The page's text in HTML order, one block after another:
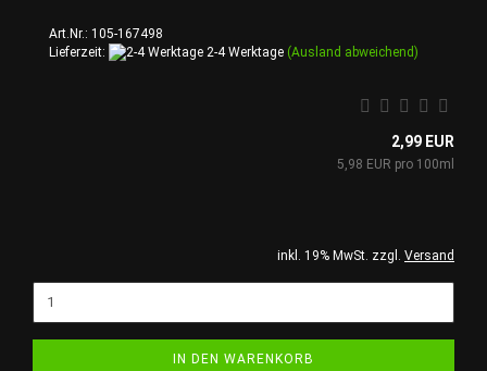
Art.Nr.: 105-167498
Lieferzeit:
2-4 Werktage (Ausland abweichend)
2,99 EUR
5,98 EUR pro 100ml
inkl. 19% MwSt. zzgl. Versand
IN DEN WARENKORB